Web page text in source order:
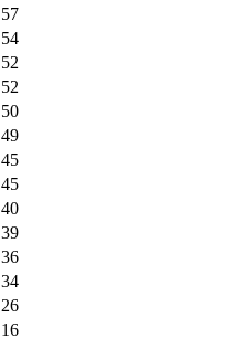
57
54
52
52
50
49
45
45
40
39
36
34
26
16